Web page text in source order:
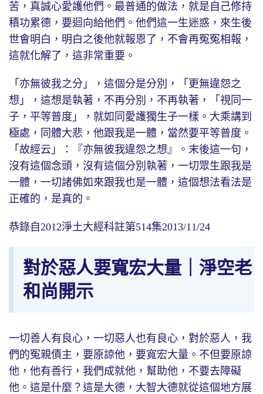
苦，真誠心愛護他們。最普通的做法，就是自己修持
積功累德，要迴向給他們。他們這一生迷惑，來生後
世會明白，明白之後他就報恩了，不會再冤冤相報，
這就化解了，這非常重要。
「亦無彼我之分」，這個分是分別，「更無違怨之
想」，這想是執著，不再分別，不再執著，「視同一
子，平等普度」，就如同愛護獨生子一樣。大乘講到
極處，同體大悲，他跟我是一體，當然要平等普度。
「故經云」：『亦無彼我違怨之想』。末後這一句，
沒有這個念頭，沒有這個分別執著，一切眾生跟我是
一體，一切諸佛如來跟我也是一體，這個想法看法是
正確的，是真的。
恭錄自2012淨土大經科註第514集2013/11/24
對於惡人要寬宏大量｜淨空老
和尚開示
一切善人有良心，一切惡人也有良心，對於惡人，我
們的冤親債主，要原諒他，要寬宏大量。不但要原諒
他，他有善行，我們成就他，幫助他，不要去障礙
他。這是什麼？這是大德，大智大德就從這個地方展